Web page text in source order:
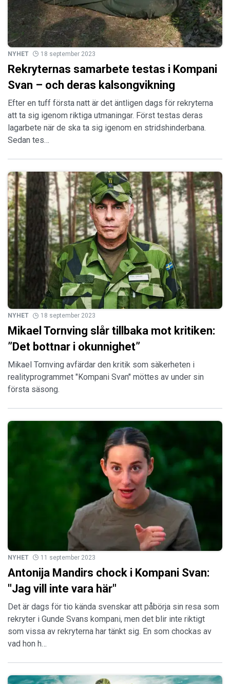
NYHET 18 september 2023
Rekryternas samarbete testas i Kompani
Svan – och deras kalsongvikning
Efter en tuff första natt är det äntligen dags för rekryterna
att ta sig igenom riktiga utmaningar. Först testas deras
lagarbete när de ska ta sig igenom en stridshinderbana.
Sedan tes…
NYHET 18 september 2023
Mikael Tornving slår tillbaka mot kritiken:
”Det bottnar i okunnighet”
Mikael Tornving avfärdar den kritik som säkerheten i
realityprogrammet "Kompani Svan" möttes av under sin
första säsong.
NYHET 11 september 2023
Antonija Mandirs chock i Kompani Svan:
"Jag vill inte vara här"
Det är dags för tio kända svenskar att påbörja sin resa som
rekryter i Gunde Svans kompani, men det blir inte riktigt
som vissa av rekryterna har tänkt sig. En som chockas av
vad hon h…